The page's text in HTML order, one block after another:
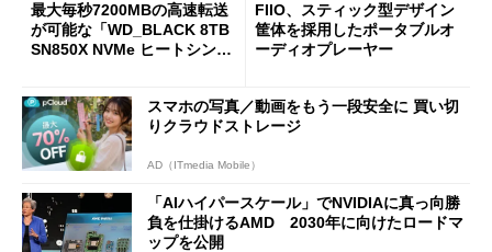
最大毎秒7200MBの高速転送
が可能な「WD_BLACK 8TB
SN850X NVMe ヒートシンク
FIIO、スティック型デザイン
筐体を採用したポータブルオ
ーディオプレーヤー
スマホの写真／動画をもう一段安全に 買い切
りクラウドストレージ
AD（ITmedia Mobile）
「AIハイパースケール」でNVIDIAに真っ向勝
負を仕掛けるAMD 2030年に向けたロードマ
ップを公開